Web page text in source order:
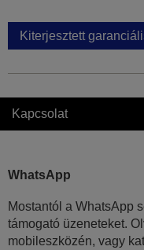
Kiterjesztett
Kapcsolat
WhatsApp
Mostantól a WhatsApp
támogató üzeneteket.
mobileszközén, vagy